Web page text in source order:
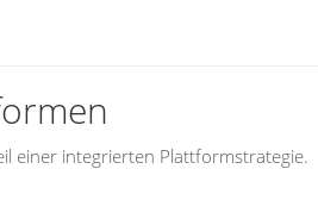
einer integrierten Plattformstrategie.